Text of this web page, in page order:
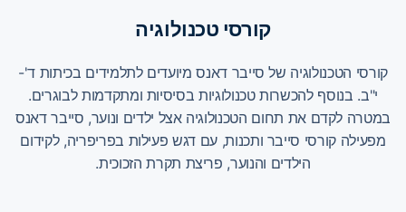
קורסי טכנולוגיה
קורסי הטכנולוגיה של סייבר דאנס מיועדים לתלמידים בכיתות ד'-
י"ב. בנוסף להכשרות טכנולוגיות בסיסיות ומתקדמות לבוגרים.
במטרה לקדם את תחום הטכנולוגיה אצל ילדים ונוער, סייבר דאנס
מפעילה קורסי סייבר ותכנות, עם דגש פעילות בפריפריה, לקידום
הילדים והנוער, פריצת תקרת הזכוכית.